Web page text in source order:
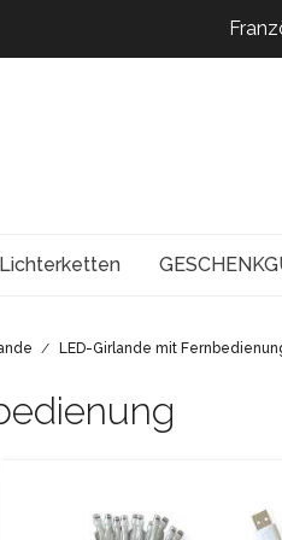
Lichterketten
LED-Girlande mit